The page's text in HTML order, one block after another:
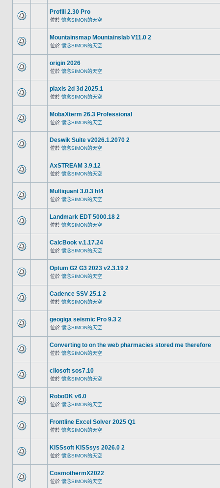
Profili 2.30 Pro
位於 懷念SIMON的天空
Mountainsmap Mountainslab V11.0 2
位於 懷念SIMON的天空
origin 2026
位於 懷念SIMON的天空
plaxis 2d 3d 2025.1
位於 懷念SIMON的天空
MobaXterm 26.3 Professional
位於 懷念SIMON的天空
Deswik Suite v2026.1.2070 2
位於 懷念SIMON的天空
AxSTREAM 3.9.12
位於 懷念SIMON的天空
Multiquant 3.0.3 hf4
位於 懷念SIMON的天空
Landmark EDT 5000.18 2
位於 懷念SIMON的天空
CalcBook v.1.17.24
位於 懷念SIMON的天空
Optum G2 G3 2023 v2.3.19 2
位於 懷念SIMON的天空
Cadence SSV 25.1 2
位於 懷念SIMON的天空
geogiga seismic Pro 9.3 2
位於 懷念SIMON的天空
Converting to on the web pharmacies stored me therefore
位於 懷念SIMON的天空
cliosoft sos7.10
位於 懷念SIMON的天空
RoboDK v6.0
位於 懷念SIMON的天空
Frontline Excel Solver 2025 Q1
位於 懷念SIMON的天空
KISSsoft KISSsys 2026.0 2
位於 懷念SIMON的天空
CosmothermX2022
位於 懷念SIMON的天空